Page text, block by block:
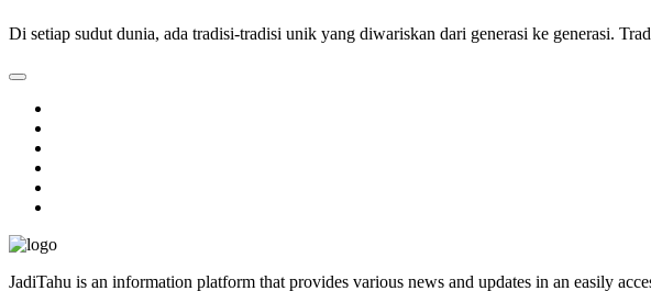
Di setiap sudut dunia, ada tradisi-tradisi unik yang diwariskan dari generasi ke generasi.
JadiTahu is an information platform that provides various news and updates in an easily